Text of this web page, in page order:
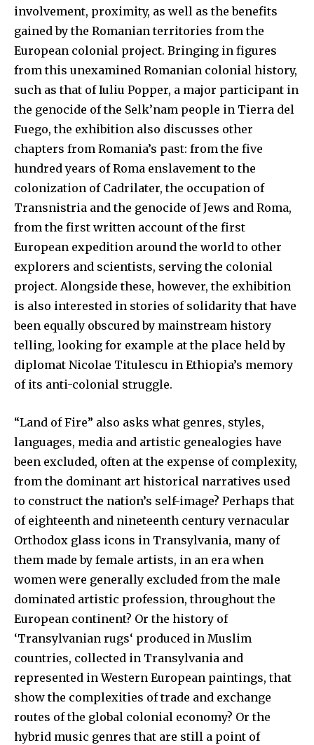
involvement, proximity, as well as the benefits
gained by the Romanian territories from the
European colonial project. Bringing in figures
from this unexamined Romanian colonial history,
such as that of Iuliu Popper, a major participant in
the genocide of the Selk’nam people in Tierra del
Fuego, the exhibition also discusses other
chapters from Romania’s past: from the five
hundred years of Roma enslavement to the
colonization of Cadrilater, the occupation of
Transnistria and the genocide of Jews and Roma,
from the first written account of the first
European expedition around the world to other
explorers and scientists, serving the colonial
project. Alongside these, however, the exhibition
is also interested in stories of solidarity that have
been equally obscured by mainstream history
telling, looking for example at the place held by
diplomat Nicolae Titulescu in Ethiopia’s memory
of its anti-colonial struggle.
“Land of Fire” also asks what genres, styles,
languages, media and artistic genealogies have
been excluded, often at the expense of complexity,
from the dominant art historical narratives used
to construct the nation’s self-image? Perhaps that
of eighteenth and nineteenth century vernacular
Orthodox glass icons in Transylvania, many of
them made by female artists, in an era when
women were generally excluded from the male
dominated artistic profession, throughout the
European continent? Or the history of
‘Transylvanian rugs‘ produced in Muslim
countries, collected in Transylvania and
represented in Western European paintings, that
show the complexities of trade and exchange
routes of the global colonial economy? Or the
hybrid music genres that are still a point of